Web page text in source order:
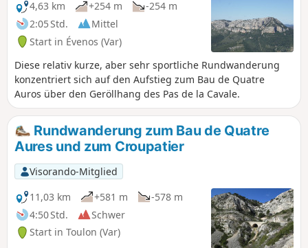
4,63 km
+254 m
-254 m
2:05 Std.
Mittel
Start in Évenos (Var)
Diese relativ kurze, aber sehr sportliche Rundwanderung
konzentriert sich auf den Aufstieg zum Bau de Quatre
Auros über den Geröllhang des Pas de la Cavale.
Rundwanderung zum Bau de Quatre
Aures und zum Croupatier
Visorando-Mitglied
11,03 km
+581 m
-578 m
4:50 Std.
Schwer
Start in Toulon (Var)